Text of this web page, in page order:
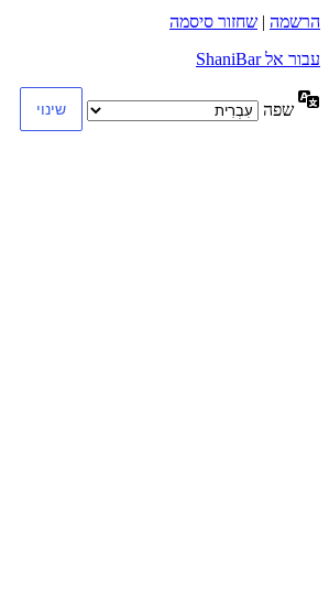
הרשמה | שחזור סיסמה
עבור אל ShaniBar
שפה